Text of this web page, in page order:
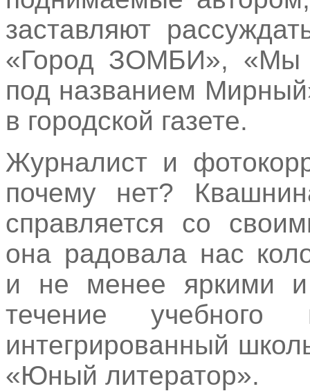
заставляют
«Город ЗОМБИ», «Мы
под названием
в городской газете.
Журналист и
почему нет?
справляется со
она радовала нас
и не менее яркими и
течение учебного
интегрированный
«Юный литератор».